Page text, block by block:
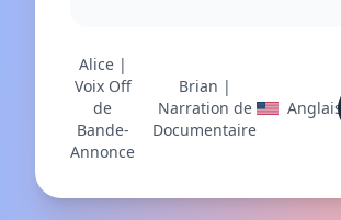
Alice |
Voix Off
de
Bande-
Annonce
Brian |
Narration de
Documentaire
Anglais